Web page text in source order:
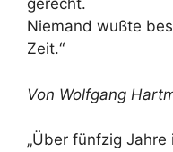
gerecht.
Niemand wußte
Zeit.“
Von Wolfgang
„Über fünfzig